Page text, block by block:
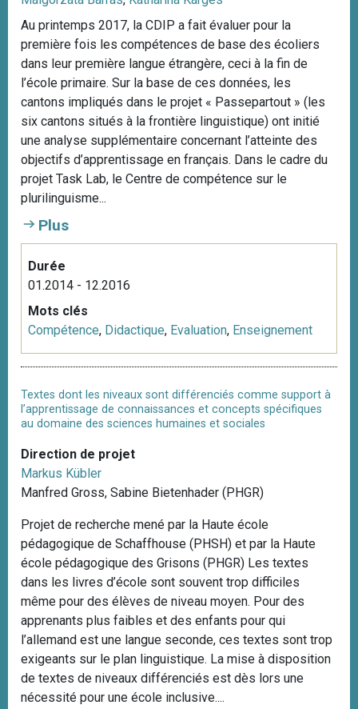
Au printemps 2017, la CDIP a fait évaluer pour la
première fois les compétences de base des écoliers
dans leur première langue étrangère, ceci à la fin de
l’école primaire. Sur la base de ces données, les
cantons impliqués dans le projet « Passepartout » (les
six cantons situés à la frontière linguistique) ont initié
une analyse supplémentaire concernant l’atteinte des
objectifs d’apprentissage en français. Dans le cadre du
projet Task Lab, le Centre de compétence sur le
plurilinguisme...
Plus
Durée
01.2014 - 12.2016
Mots clés
Compétence, Didactique, Evaluation, Enseignement
Textes dont les niveaux sont différenciés comme support à
l’apprentissage de connaissances et concepts spécifiques
au domaine des sciences humaines et sociales
Direction de projet
Markus Kübler
Manfred Gross, Sabine Bietenhader (PHGR)
Projet de recherche mené par la Haute école
pédagogique de Schaffhouse (PHSH) et par la Haute
école pédagogique des Grisons (PHGR) Les textes
dans les livres d’école sont souvent trop difficiles
même pour des élèves de niveau moyen. Pour des
apprenants plus faibles et des enfants pour qui
l’allemand est une langue seconde, ces textes sont trop
exigeants sur le plan linguistique. La mise à disposition
de textes de niveaux différenciés est dès lors une
nécessité pour une école inclusive....